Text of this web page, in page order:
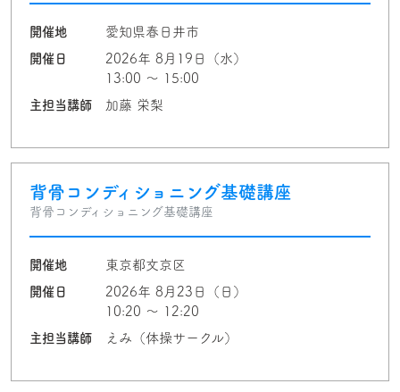
開催地
愛知県春日井市
開催日
2026年 8月19日（水）
13:00 〜 15:00
主担当講師
加藤 栄梨
背骨コンディショニング基礎講座
背骨コンディショニング基礎講座
開催地
東京都文京区
開催日
2026年 8月23日（日）
10:20 〜 12:20
主担当講師
えみ（体操サークル）